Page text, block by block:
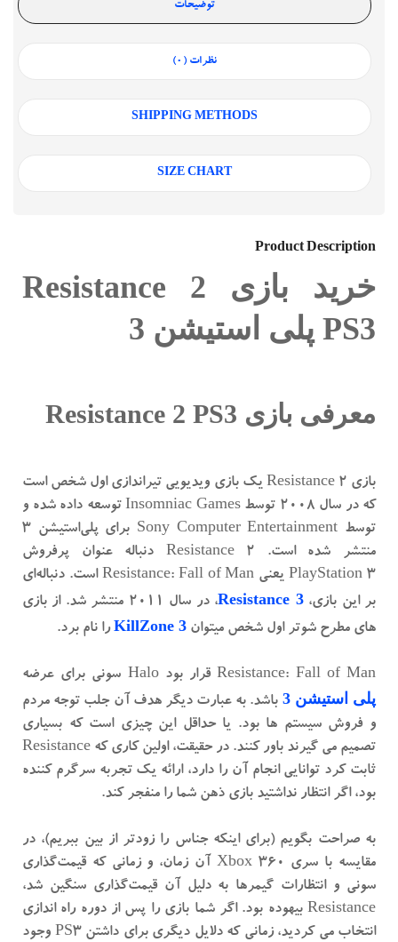
توضیحات
نظرات (0)
SHIPPING METHODS
SIZE CHART
Product Description
خرید بازی Resistance 2
PS3 پلی استیشن 3
معرفی بازی Resistance 2 PS3
بازی Resistance 2 یک بازی ویدیویی تیراندازی اول شخص است
که در سال ۲۰۰۸ توسط Insomniac Games توسعه داده شده و
توسط Sony Computer Entertainment برای پلی‌استیشن ۳
منتشر شده است. Resistance 2 دنباله عنوان پرفروش
PlayStation 3 یعنی Resistance: Fall of Man است. دنباله‌ای
بر این بازی،Resistance 3
، در سال ۲۰۱۱ منتشر شد. از بازی
های مطرح شوتر اول شخص میتوان KillZone 3را نام برد.
Resistance: Fall of Man قرار بود Halo سونی برای عرضه
پلی استیشن 3
باشد. به عبارت دیگر هدف آن جلب توجه مردم
و فروش سیستم ها بود. یا حداقل این چیزی است که بسیاری
تصمیم می گیرند باور کنند. در حقیقت، اولین کاری که Resistance
ثابت کرد توانایی انجام آن را دارد، ارائه یک تجربه سرگرم کننده
بود، اگر انتظار نداشتید بازی ذهن شما را منفجر کند.
به صراحت بگویم (برای اینکه جناس را زودتر از بین ببریم)، در
مقایسه با سری Xbox 360 آن زمان، و زمانی که قیمت‌گذاری
سونی و انتظارات گیمرها به دلیل آن قیمت‌گذاری سنگین شد،
Resistance بیهوده بود. اگر شما بازی را پس از دوره راه اندازی
انتخاب می کردید، زمانی که دلایل دیگری برای داشتن PS3 وجود